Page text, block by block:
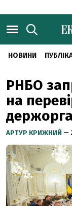
НОВИНИ
РНБО
на
АРТУР КРИЖНИЙ —